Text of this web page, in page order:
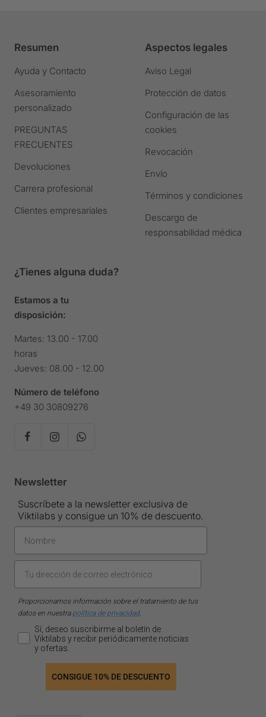
diapositiva
diapositiva
diapositiva
4
Ir
la
diapositiva
Resumen
Ayuda y Contacto
Asesoramiento
personalizado
PREGUNTAS
FRECUENTES
Devoluciones
Carrera profesional
Clientes empresariales
Aspectos legales
Aviso Legal
Protección de datos
Configuración de las
cookies
Revocación
Envío
Términos y condiciones
Descargo de
responsabilidad médica
¿Tienes alguna duda?
Estamos a tu
disposición:
Martes: 13.00 - 17.00
horas
Jueves: 08.00 - 12.00
Número de teléfono
+49 30 30809276
Newsletter
Suscríbete a la newsletter exclusiva de
Viktilabs y consigue un 10% de descuento.
Proporcionamos información sobre el tratamiento de tus
datos en nuestra política de privacidad.
Sí, deseo suscribirme al boletín de
Viktilabs y recibir periódicamente noticias
y ofertas.
CONSIGUE 10% DE DESCUENTO